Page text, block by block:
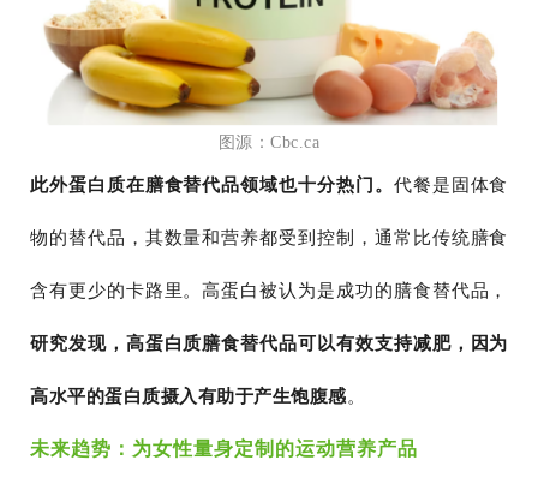
图源：Cbc.ca
此外蛋白质在膳食替代品领域也十分热门。 代餐是固体食
物的替代品，其数量和营养都受到控制，通常比传统膳食
含有更少的卡路里。高蛋白被认为是成功的膳食替代品，
研究发现，高蛋白质膳食替代品可以有效支持减肥，因为
高水平的蛋白质摄入有助于产生饱腹感。
未来趋势：为女性量身定制的运动营养产品